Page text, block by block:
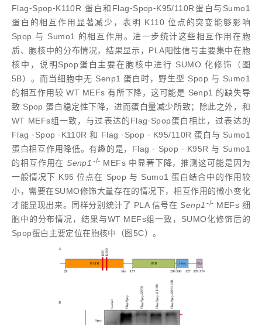
Flag⁃Spop⁃K110R 蛋白和Flag⁃Spop⁃K95/110R蛋白与Sumo1
蛋白的相互作用显著减少，表明 K110 位点的突变能够影响
Spop 与 Sumo1 的相互作用。进一步统计这些相互作用在胞
质、胞核中的分布情况，结果显示，PLA阳性信号主要集中在胞
核中，说明Spop蛋白主要在胞核中进行 SUMO 化修饰（图
5B）。而当细胞中无 Senp1 蛋白时，野生型 Spop 与 Sumo1
的相互作用较 WT MEFs 有所下降，这可能是 Senp1 的缺失导
致 Spop 蛋白稳定性下降，进而蛋白量减少所致；除此之外，和
WT MEFs组一致，与过表达的Flag⁃Spop蛋白相比，过表达的
Flag ⁃Spop ⁃K110R 和 Flag ⁃Spop ⁃ K95/110R 蛋白与 Sumo1
蛋白相互作用降低。有趣的是，Flag ⁃ Spop ⁃ K95R 与 Sumo1
的相互作用在Senp1 -/- MEFs 中显著下降，推测这可能是因为
一般情况下 K95 位点在 Spop 与 Sumo1 蛋白结合中的作用较
小，需要在SUMO修饰大量存在的情况下，相互作用的微小变化
才能显现出来。同样分别统计了 PLA 信号在Senp1 -/- MEFs 细
胞中的分布情况，结果与WT MEFs组一致，SUMO化修饰后的
Spop蛋白主要定位在胞核中（图5C）。